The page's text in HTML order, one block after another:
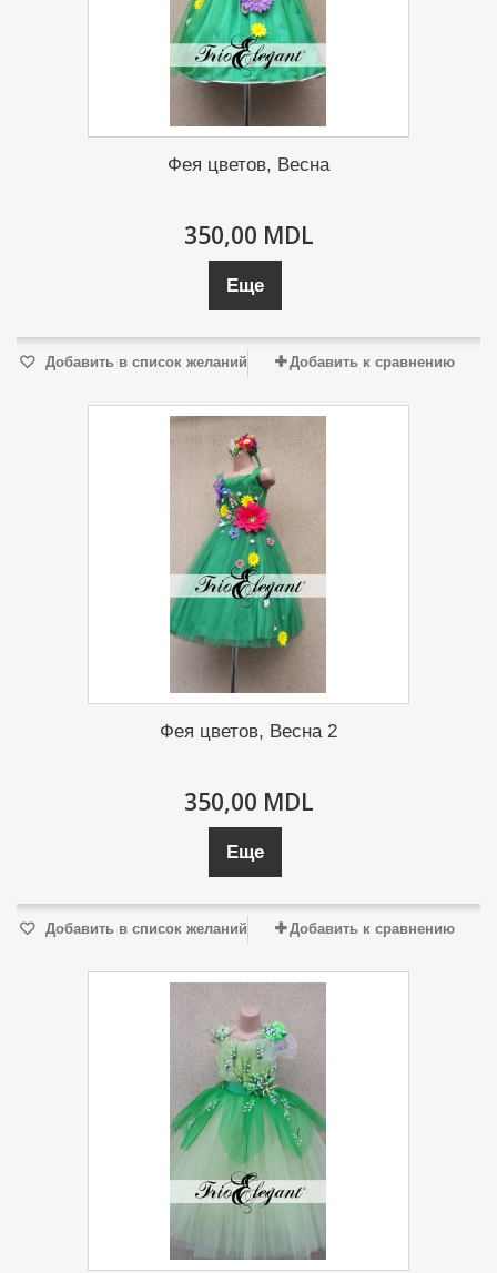
Фея цветов, Весна
350,00 MDL
Еще
Добавить в список желаний Добавить к сравнению
Фея цветов, Весна 2
350,00 MDL
Еще
Добавить в список желаний Добавить к сравнению